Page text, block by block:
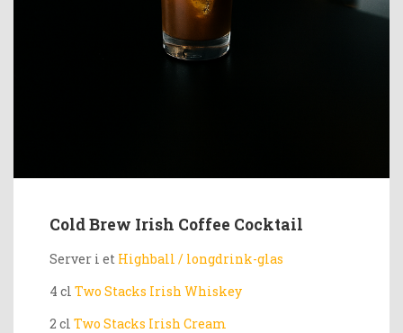
Cold Brew Irish Coffee Cocktail
Server i et Highball / longdrink-glas
4 cl Two Stacks Irish Whiskey
2 cl Two Stacks Irish Cream